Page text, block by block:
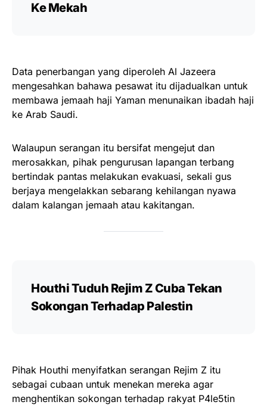
Ke Mekah
Data penerbangan yang diperoleh Al Jazeera
mengesahkan bahawa pesawat itu dijadualkan untuk
membawa jemaah haji Yaman menunaikan ibadah haji
ke Arab Saudi.
Walaupun serangan itu bersifat mengejut dan
merosakkan, pihak pengurusan lapangan terbang
bertindak pantas melakukan evakuasi, sekali gus
berjaya mengelakkan sebarang kehilangan nyawa
dalam kalangan jemaah atau kakitangan.
Houthi Tuduh Rejim Z Cuba Tekan
Sokongan Terhadap Palestin
Pihak Houthi menyifatkan serangan Rejim Z itu
sebagai cubaan untuk menekan mereka agar
menghentikan sokongan terhadap rakyat P4le5tin